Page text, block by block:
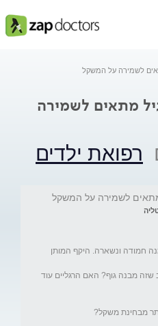
לשמירה על המשקל
מתאים לשמירה
רפואת ילדים
לשמירה על המשקל
שמנמנה חמודה ונשארה. היקף המותן
שזה מבנה גוף? האם הרגליים עוד